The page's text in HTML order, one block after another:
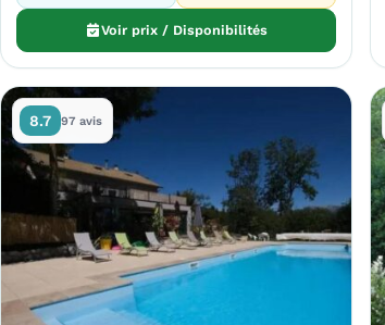
Voir prix / Disponibilités
8.7 97 avis